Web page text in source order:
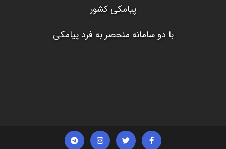
پیامکی کشور
با دو سامانه منحصر به فرد پیامکی
F
a
T
w
I
n
T
e